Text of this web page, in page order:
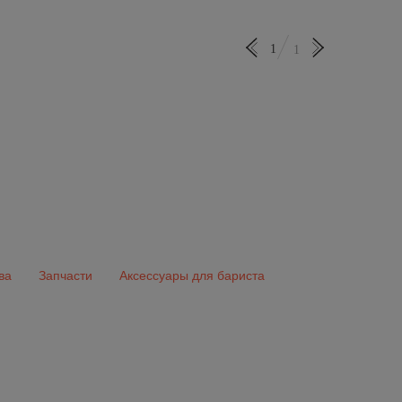
1 1
Запчасти Аксессуары для бариста